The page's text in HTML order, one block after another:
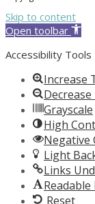
Skip to content
Open toolbar
Accessibility Tools
Increase
Grayscale
High
Negative
Light
Links
Readable
Reset